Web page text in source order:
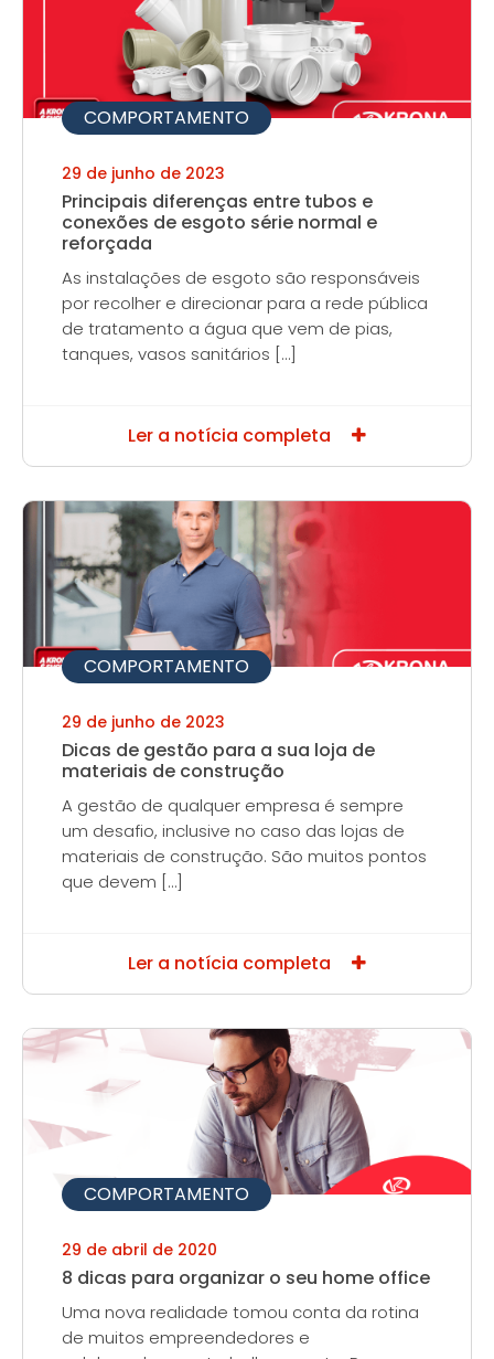
COMPORTAMENTO
29 de junho de 2023
Principais diferenças entre tubos e
conexões de esgoto série normal e
reforçada
As instalações de esgoto são responsáveis
por recolher e direcionar para a rede pública
de tratamento a água que vem de pias,
tanques, vasos sanitários […]
Ler a notícia completa
COMPORTAMENTO
29 de junho de 2023
Dicas de gestão para a sua loja de
materiais de construção
A gestão de qualquer empresa é sempre
um desafio, inclusive no caso das lojas de
materiais de construção. São muitos pontos
que devem […]
Ler a notícia completa
COMPORTAMENTO
29 de abril de 2020
8 dicas para organizar o seu home office
Uma nova realidade tomou conta da rotina
de muitos empreendedores e